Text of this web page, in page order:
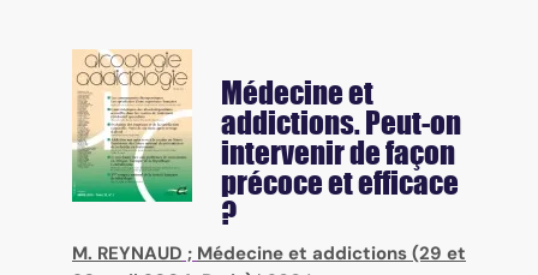
Médecine et
addictions. Peut-on
intervenir de façon
précoce et efficace
?
M. REYNAUD ; Médecine et addictions (29 et